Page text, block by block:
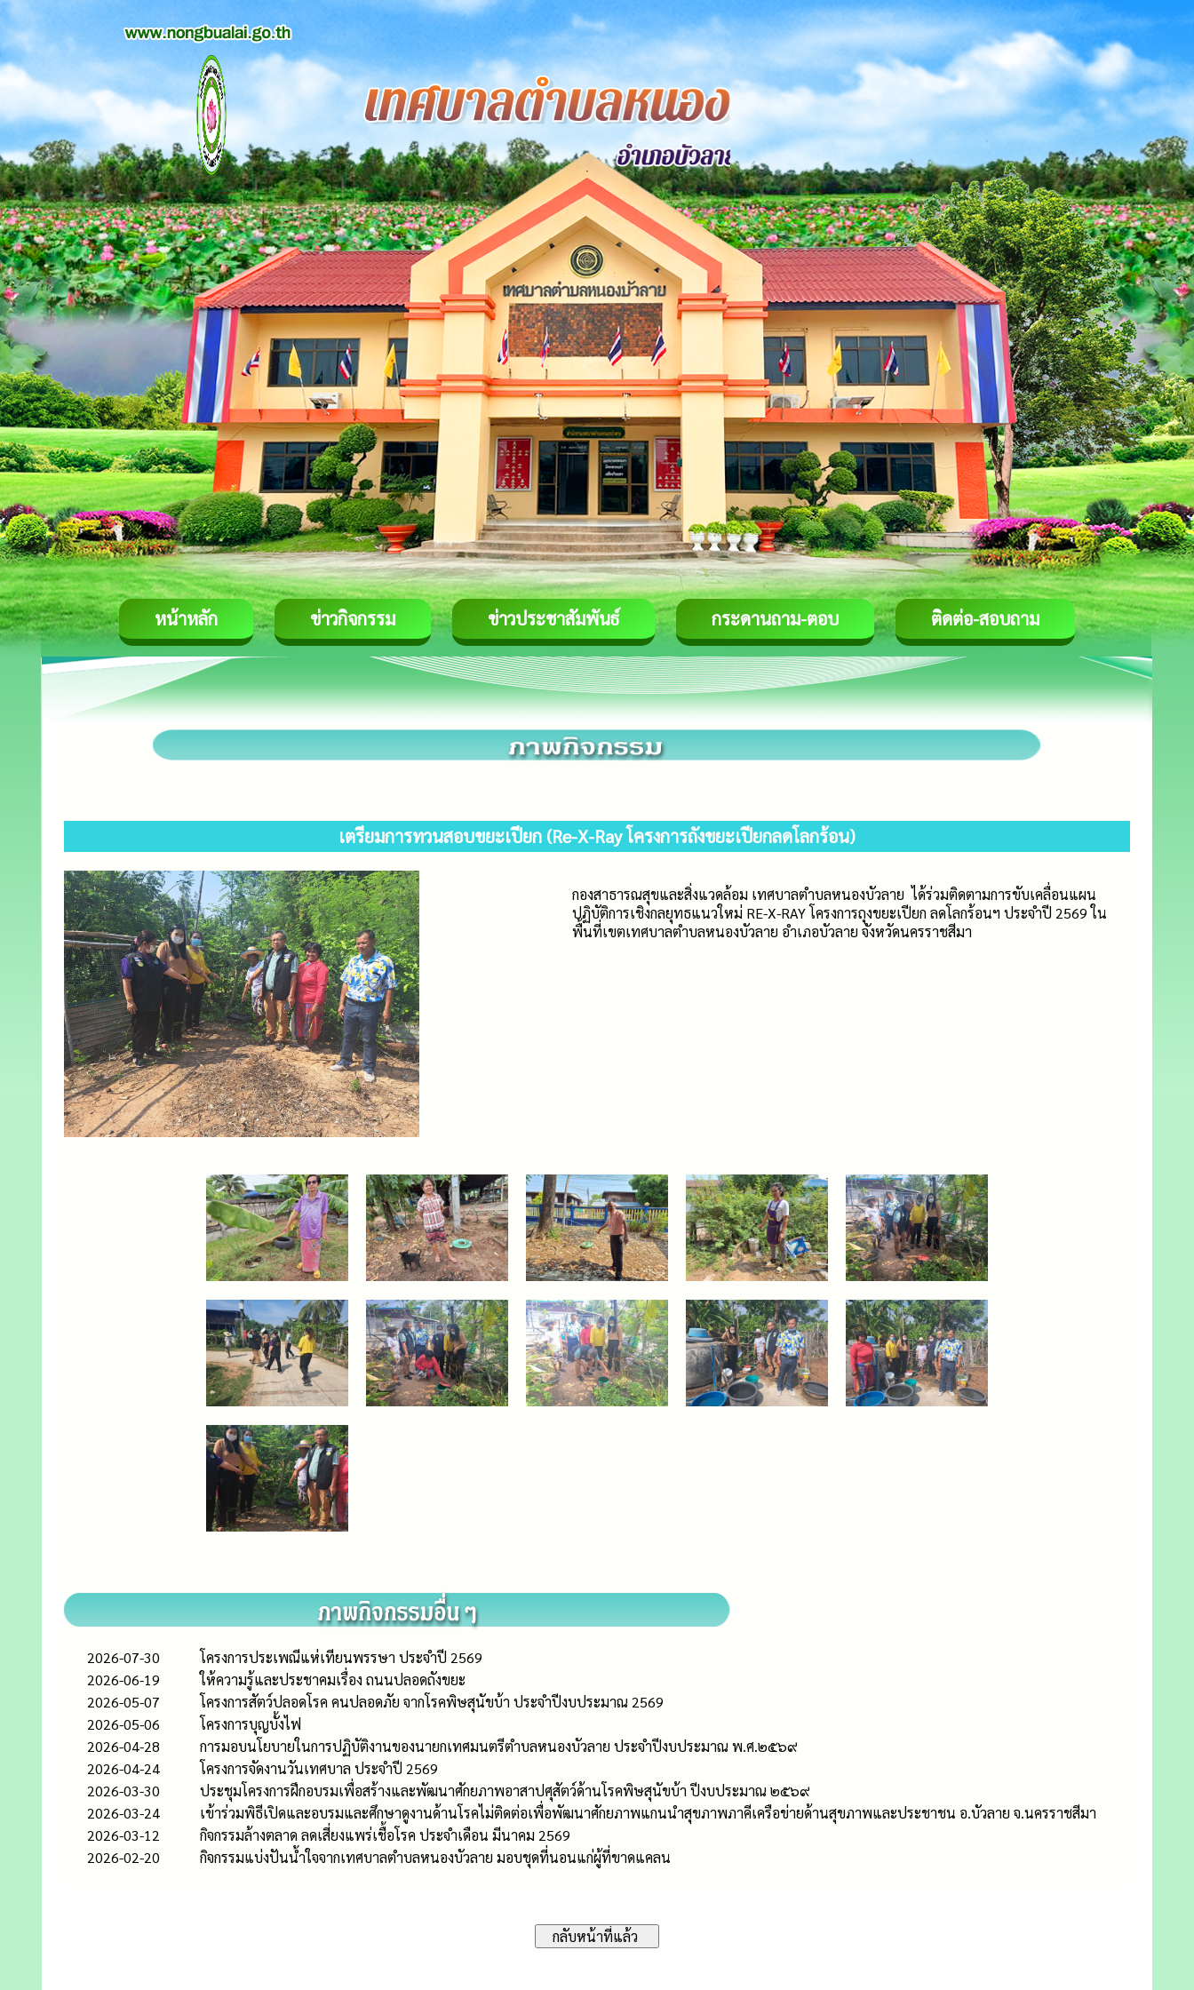
หน้าหลัก ข่าวกิจกรรม ข่าวประชาสัมพันธ์ กระดานถาม-ตอบ ติดต่อ-สอบถาม
เตรียมการทวนสอบขยะเปียก (Re-X-Ray โครงการถังขยะเปียกลดโลกร้อน)
กองสาธารณสุขและสิ่งแวดล้อม เทศบาลตำบลหนองบัวลาย ได้ร่วมติดตามการขับเคลื่อนแผน
ปฏิบัติการเชิงกลยุทธแนวใหม่ RE-X-RAY โครงการถุงขยะเปียก ลดโลกร้อนฯ ประจำปี 2569 ใน
พื้นที่เขตเทศบาลตำบลหนองบัวลาย อำเภอบัวลาย จังหวัดนครราชสีมา
2026-07-30
โครงการประเพณีแห่เทียนพรรษา ประจำปี 2569
2026-06-19
ให้ความรู้และประชาคมเรื่อง ถนนปลอดถังขยะ
2026-05-07
โครงการสัตว์ปลอดโรค คนปลอดภัย จากโรคพิษสุนัขบ้า ประจำปีงบประมาณ 2569
2026-05-06
โครงการบุญบั้งไฟ
2026-04-28
การมอบนโยบายในการปฏิบัติงานของนายกเทศมนตรีตำบลหนองบัวลาย ประจำปีงบประมาณ พ.ศ.๒๕๖๙
2026-04-24
โครงการจัดงานวันเทศบาล ประจำปี 2569
2026-03-30
ประชุมโครงการฝึกอบรมเพื่อสร้างและพัฒนาศักยภาพอาสาปศุสัตว์ด้านโรคพิษสุนัขบ้า ปีงบประมาณ ๒๕๖๙
2026-03-24
เข้าร่วมพิธีเปิดและอบรมและศึกษาดูงานด้านโรคไม่ติดต่อเพื่อพัฒนาศักยภาพแกนนำสุขภาพภาคีเครือข่ายด้านสุขภาพและประชาชน อ.บัวลาย จ.นครราชสีมา
2026-03-12
กิจกรรมล้างตลาด ลดเสี่ยงแพร่เชื้อโรค ประจำเดือน มีนาคม 2569
2026-02-20
กิจกรรมแบ่งปันน้ำใจจากเทศบาลตำบลหนองบัวลาย มอบชุดที่นอนแก่ผู้ที่ขาดแคลน